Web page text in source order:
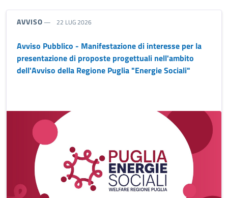
TIPO NOTIZIA:
AVVISO 22 LUG 2026
Avviso Pubblico - Manifestazione di interesse per la
presentazione di proposte progettuali nell'ambito
dell'Avviso della Regione Puglia "Energie Sociali"